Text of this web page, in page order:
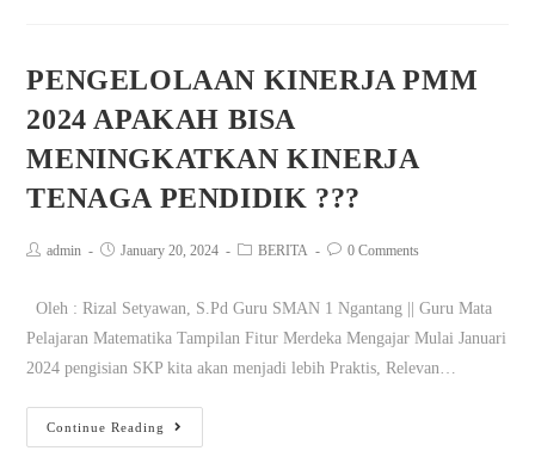
PENGELOLAAN KINERJA PMM
2024 APAKAH BISA
MENINGKATKAN KINERJA
TENAGA PENDIDIK ???
admin January 20, 2024 BERITA 0 Comments
Oleh : Rizal Setyawan, S.Pd Guru SMAN 1 Ngantang || Guru Mata
Pelajaran Matematika Tampilan Fitur Merdeka Mengajar Mulai Januari
2024 pengisian SKP kita akan menjadi lebih Praktis, Relevan…
Continue Reading